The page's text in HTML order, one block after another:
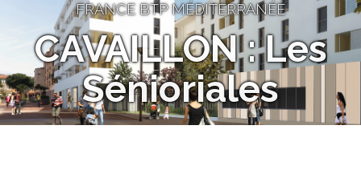
FRANCE BTP MÉDITERRANÉE
CAVAILLON : Les
Sénioriales